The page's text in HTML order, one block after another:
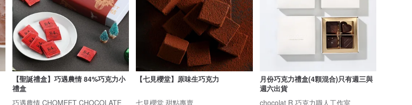
【聖誕禮盒】巧遇農情 84%巧克力小
禮盒
巧遇農情 CHOMEET CHOCOLATE
【七見櫻堂】原味生巧克力
七見櫻堂 甜點專賣
月份巧克力禮盒(4顆混合)只有週三與
週六出貨
chocolat R 巧克力職人工作室